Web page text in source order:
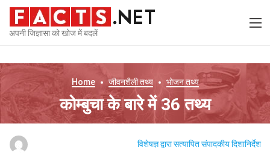
अपनी जिज्ञासा को खोज में बदलें
Home जीवनशैलीतथ्य भोजनतथ्य
कोम्बुचा के बारे में 36 तथ्य
विशेषज्ञ द्वारा सत्यापित संपादकीय दिशानिर्देश